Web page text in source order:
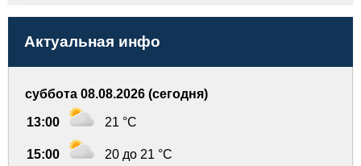
Актуальная инфо
суббота 08.08.2026 (сегодня)
13:00 21 °C
15:00 20 до 21 °C